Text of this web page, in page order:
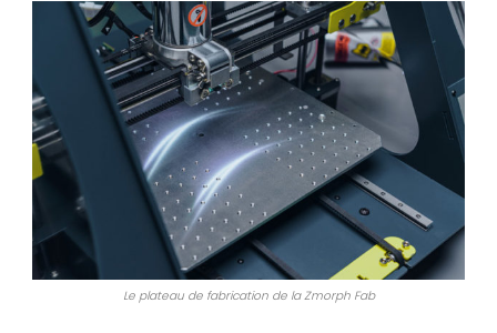
Le plateau de fabrication de la Zmorph Fab